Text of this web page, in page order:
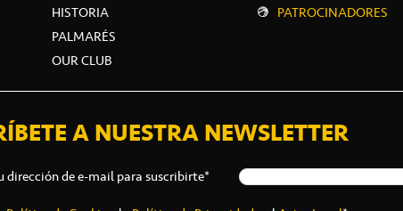
HISTORIA
PALMARÉS
OUR CLUB
PATROCINADORES
A NUESTRA NEWSLETTER
dirección de e-mail para suscribirte*